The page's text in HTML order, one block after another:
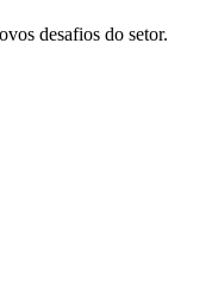
desafios do setor.